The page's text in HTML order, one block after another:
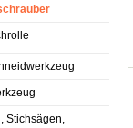
Stichsägen,